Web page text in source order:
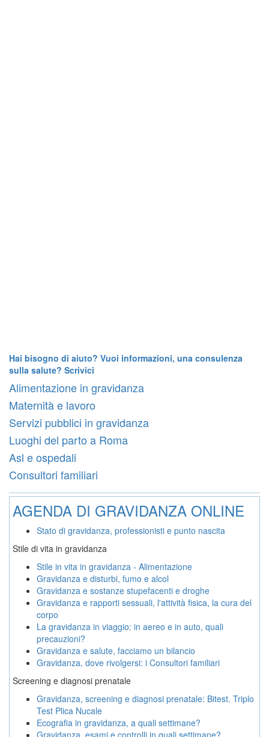
Hai bisogno di aiuto? Vuoi informazioni, una consulenza
sulla salute? Scrivici
Alimentazione in gravidanza
Maternità e lavoro
Servizi pubblici in gravidanza
Luoghi del parto a Roma
Asl e ospedali
Consultori familiari
AGENDA DI GRAVIDANZA ONLINE
Stato di gravidanza, professionisti e punto nascita
Stile di vita in gravidanza
Stile in vita in gravidanza - Alimentazione
Gravidanza e disturbi, fumo e alcol
Gravidanza e sostanze stupefacenti e droghe
Gravidanza e rapporti sessuali, l'attività fisica, la cura del
corpo
La gravidanza in viaggio: in aereo e in auto, quali
precauzioni?
Gravidanza e salute, facciamo un bilancio
Gravidanza, dove rivolgersi: i Consultori familiari
Screening e diagnosi prenatale
Gravidanza, screening e diagnosi prenatale: Bitest. Triplo
Test Plica Nucale
Ecografia in gravidanza, a quali settimane?
Gravidanza, esami e controlli in quali settimane?